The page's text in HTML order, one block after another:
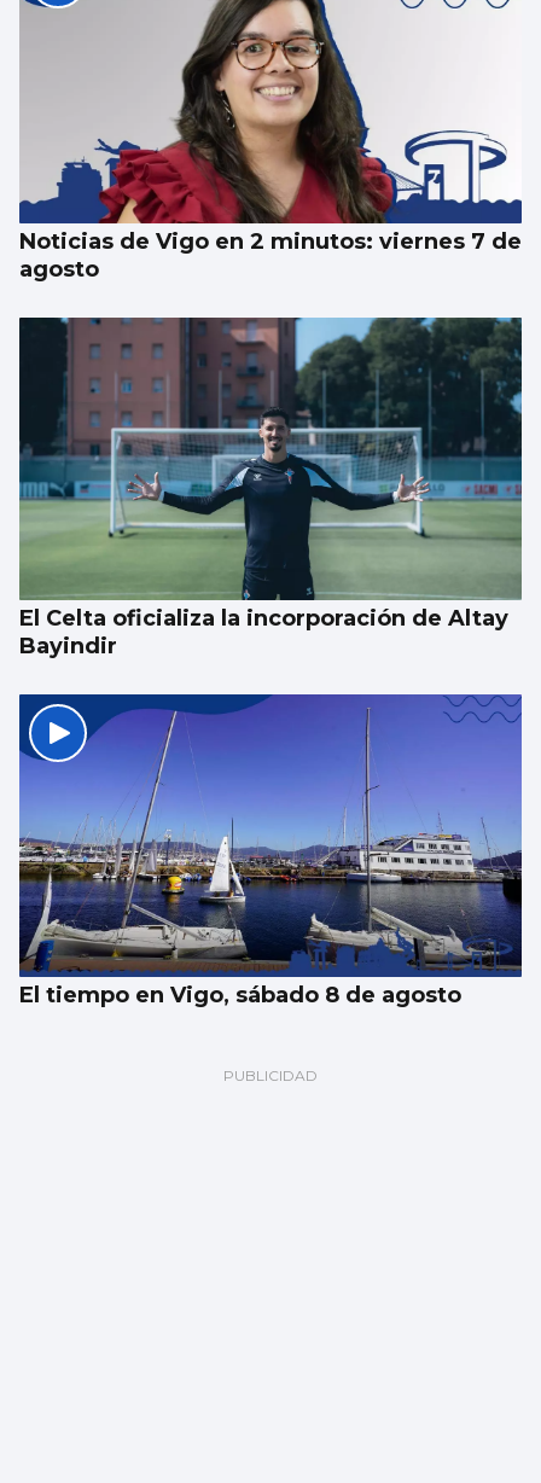
Luz verde definitiva al vial de acceso para
el CEIP Párroco Don Camilo
Noticias de Vigo en 2 minutos: viernes 7 de
agosto
El Celta oficializa la incorporación de Altay
Bayindir
El tiempo en Vigo, sábado 8 de agosto